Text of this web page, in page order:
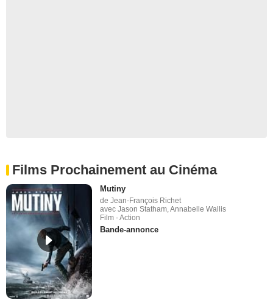
Films Prochainement au Cinéma
Mutiny
de Jean-François Richet
avec Jason Statham, Annabelle Wallis
Film - Action
Bande-annonce